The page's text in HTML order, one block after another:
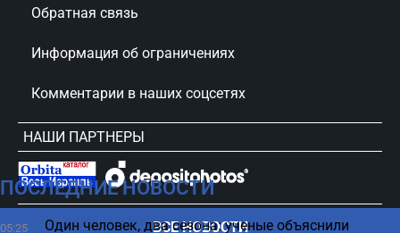
ПОСЛЕДНИЕ НОВОСТИ
05:25 Один человек, два сезона: ученые объяснили
ВСЕ НОВОСТИ
Обратная связь
Информация об ограничениях
Комментарии в наших соцсетях
НАШИ ПАРТНЕРЫ
сursorinfo.co.il © Все права защищены